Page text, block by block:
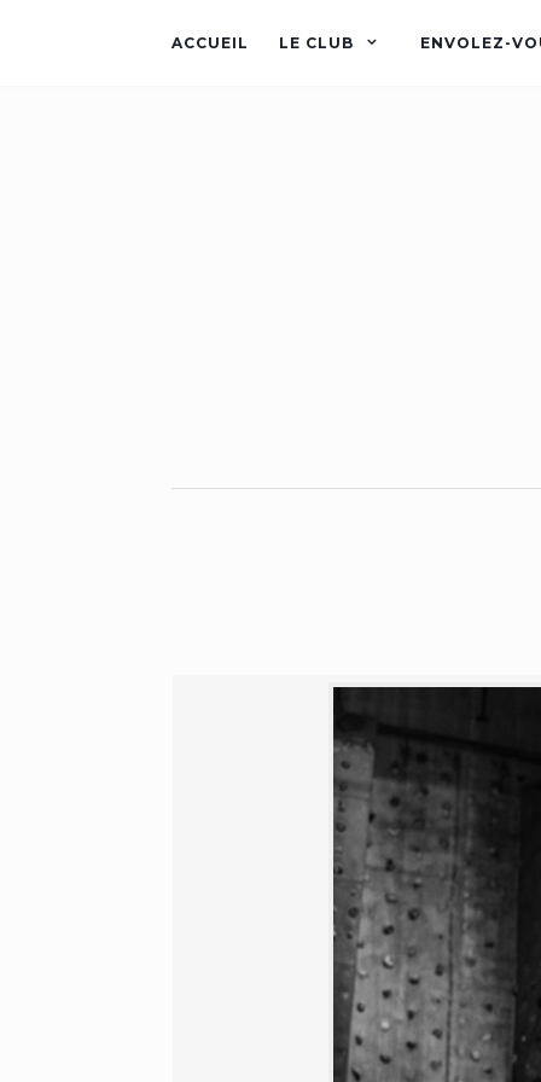
ACCUEIL LE CLUB ENVOLEZ-